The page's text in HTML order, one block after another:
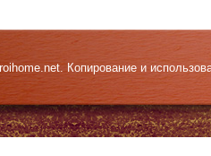
Копирование и